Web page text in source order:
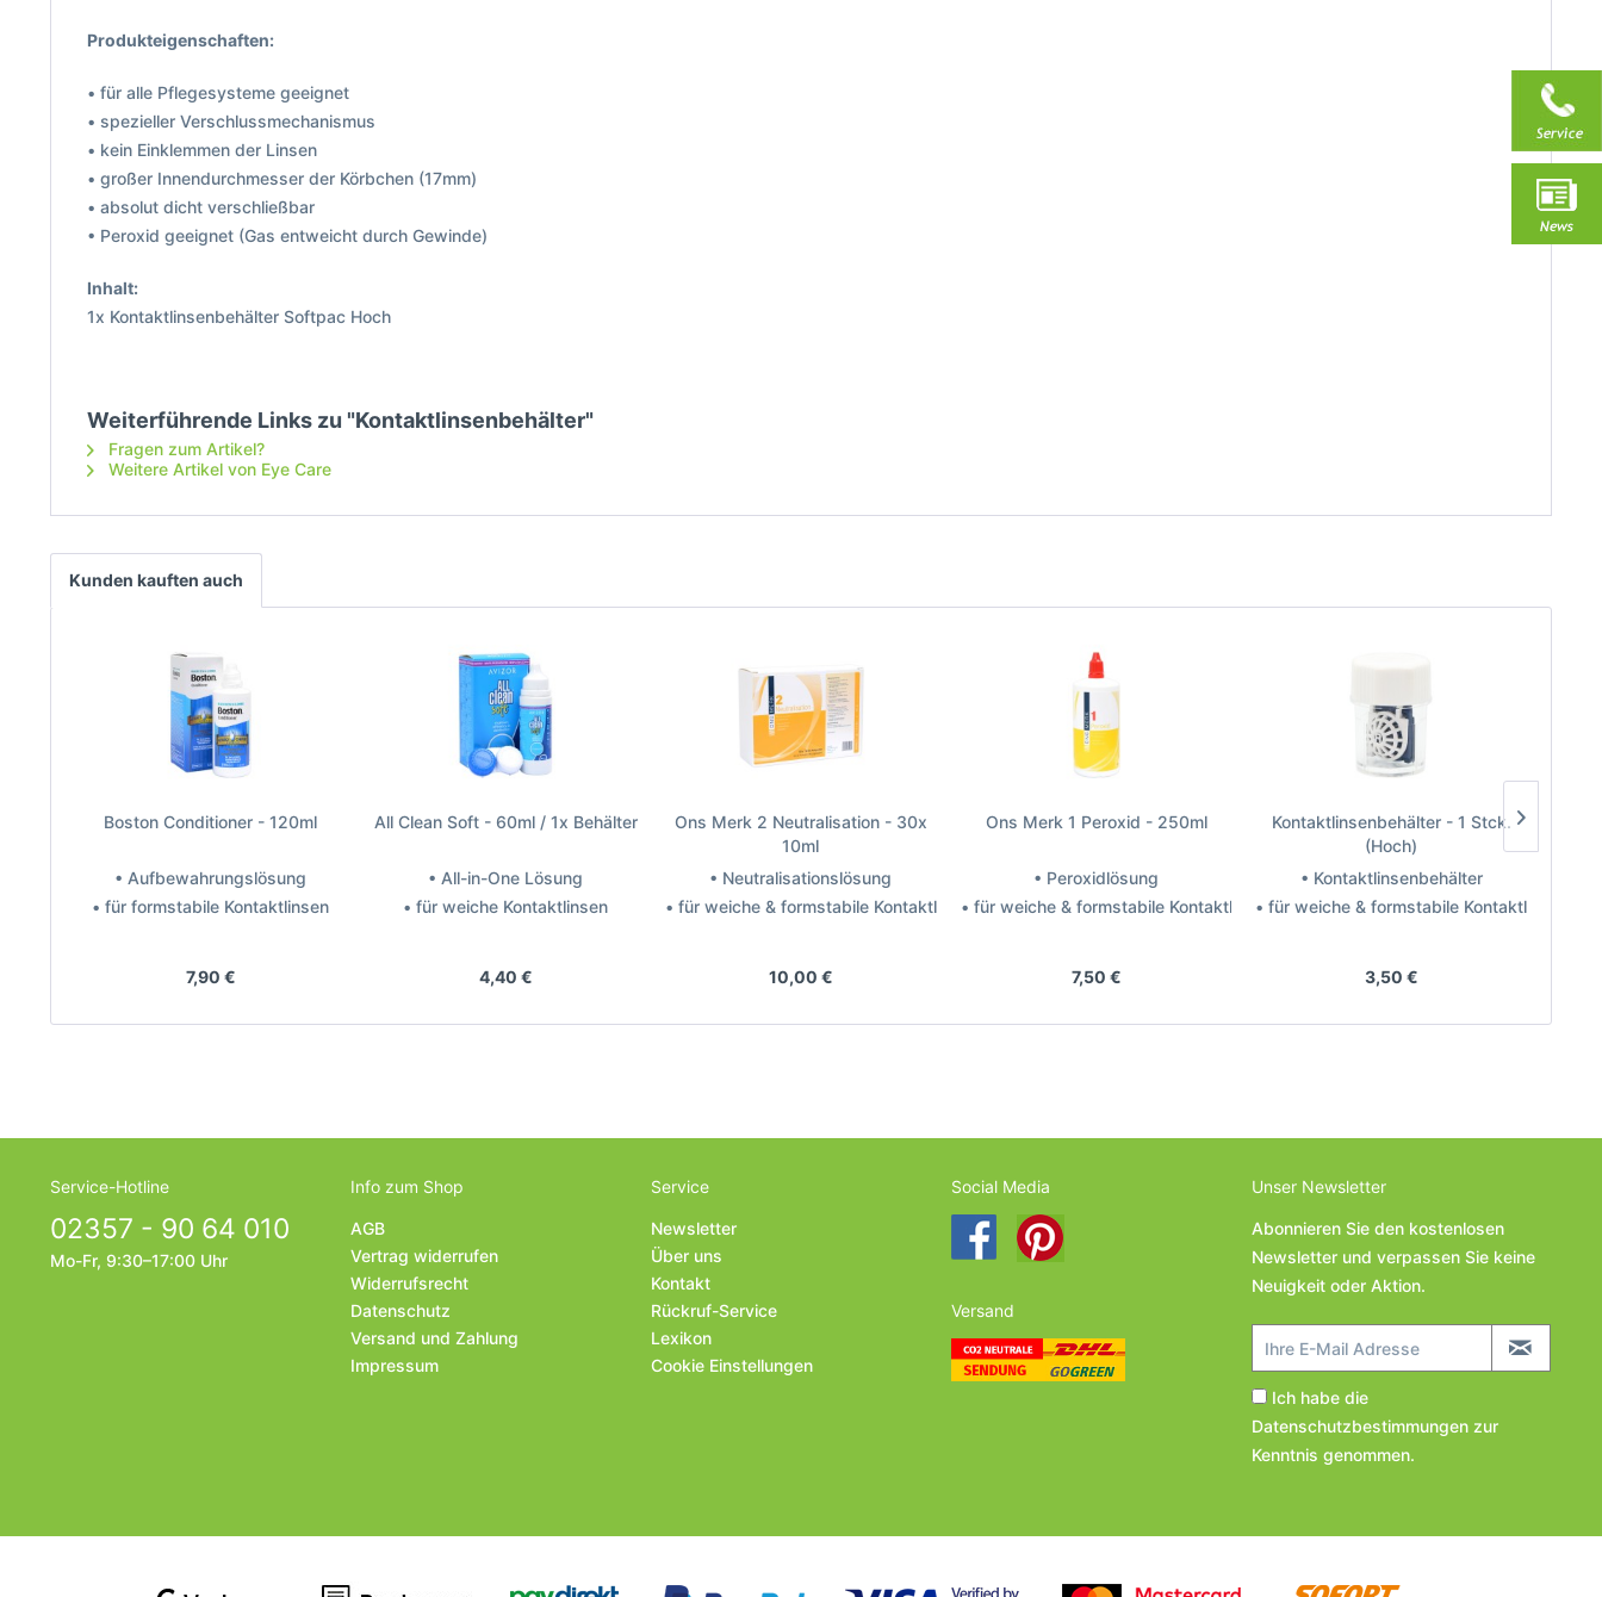
Produkteigenschaften:
• für alle Pflegesysteme geeignet
• spezieller Verschlussmechanismus
• kein Einklemmen der Linsen
• großer Innendurchmesser der Körbchen (17mm)
• absolut dicht verschließbar
• Peroxid geeignet (Gas entweicht durch Gewinde)
Inhalt:
1x Kontaktlinsenbehälter Softpac Hoch
Weiterführende Links zu "Kontaktlinsenbehälter"
Fragen zum Artikel?
Weitere Artikel von Eye Care
Kunden kauften auch
Boston Conditioner - 120ml
• Aufbewahrungslösung
• für formstabile Kontaktlinsen
7,90 €
All Clean Soft - 60ml / 1x Behälter
• All-in-One Lösung
• für weiche Kontaktlinsen
4,40 €
Ons Merk 2 Neutralisation - 30x
10ml
• Neutralisationslösung
• für weiche & formstabile Kontaktlinsen
10,00 €
Ons Merk 1 Peroxid - 250ml
• Peroxidlösung
• für weiche & formstabile Kontaktlinsen
7,50 €
Kontaktlinsenbehälter - 1 Stck.
(Hoch)
• Kontaktlinsenbehälter
• für weiche & formstabile Kontaktlinsen
3,50 €
Service-Hotline
02357 - 90 64 010
Mo-Fr, 9:30–17:00 Uhr
Info zum Shop
AGB
Vertrag widerrufen
Widerrufsrecht
Datenschutz
Versand und Zahlung
Impressum
Service
Newsletter
Über uns
Kontakt
Rückruf-Service
Lexikon
Cookie Einstellungen
Social Media
Versand
Unser Newsletter
Abonnieren Sie den kostenlosen
Newsletter und verpassen Sie keine
Neuigkeit oder Aktion.
Ich habe die
Datenschutzbestimmungen zur
Kenntnis genommen.